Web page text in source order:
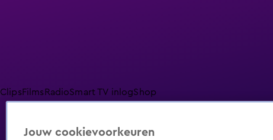
ClipsFilmsRadioSmart TV inlogShop
Jouw cookievoorkeuren